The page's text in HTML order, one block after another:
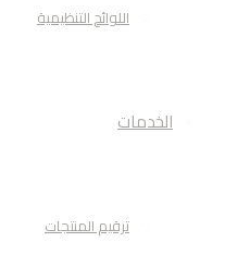
اللوائح التنظيمية
الخدمات
ترقيم المنتجات